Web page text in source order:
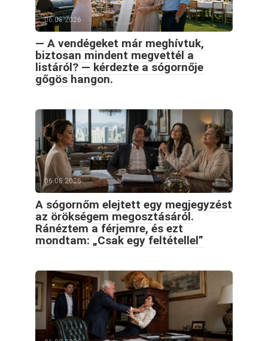
06.08.2026
— A vendégeket már meghívtuk,
biztosan mindent megvettél a
listáról? — kérdezte a sógornője
gőgös hangon.
06.08.2026
A sógornőm elejtett egy megjegyzést
az örökségem megosztásáról.
Ránéztem a férjemre, és ezt
mondtam: „Csak egy feltétellel”